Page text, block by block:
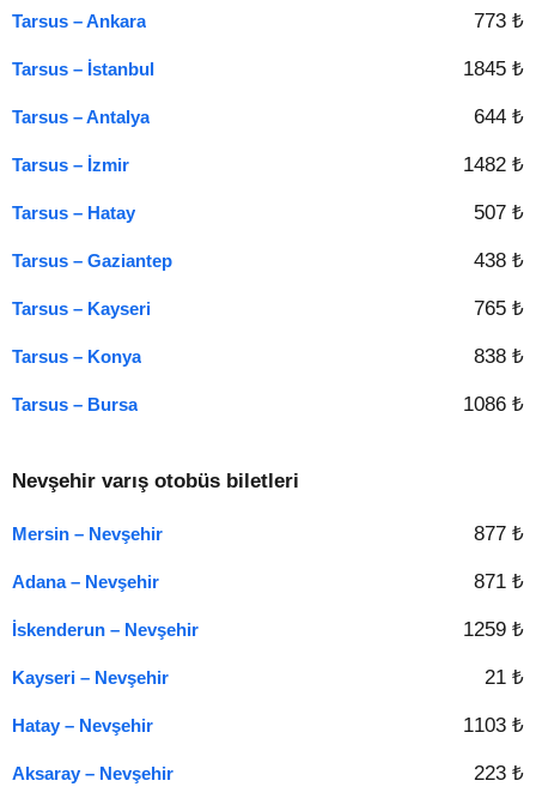
Tarsus – Ankara 773 ₺
Tarsus – İstanbul 1845 ₺
Tarsus – Antalya 644 ₺
Tarsus – İzmir 1482 ₺
Tarsus – Hatay 507 ₺
Tarsus – Gaziantep 438 ₺
Tarsus – Kayseri 765 ₺
Tarsus – Konya 838 ₺
Tarsus – Bursa 1086 ₺
Nevşehir varış otobüs biletleri
Mersin – Nevşehir 877 ₺
Adana – Nevşehir 871 ₺
İskenderun – Nevşehir 1259 ₺
Kayseri – Nevşehir 21 ₺
Hatay – Nevşehir 1103 ₺
Aksaray – Nevşehir 223 ₺